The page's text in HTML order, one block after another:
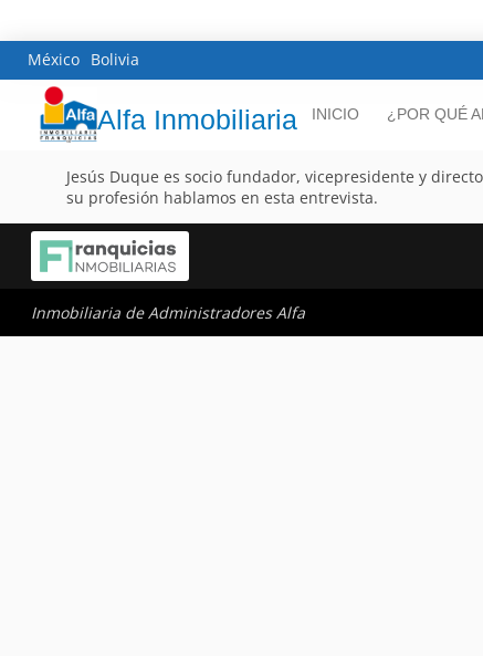
México Bolivia
Alfa Inmobiliaria INICIO ¿POR QUÉ
Jesús Duque es socio fundador, vicepresidente y
su profesión hablamos en esta entrevista.
Inmobiliaria de Administradores Alfa